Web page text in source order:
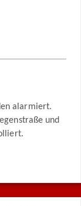
alarmiert.
und